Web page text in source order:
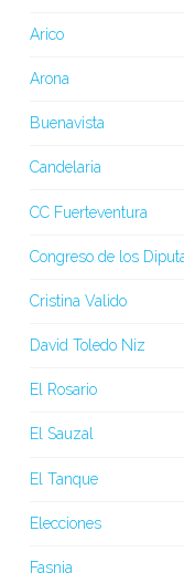
Arico
Arona
Buenavista
Candelaria
CC Fuerteventura
Congreso de los
Cristina Valido
David Toledo Niz
El Rosario
El Sauzal
El Tanque
Elecciones
Fasnia